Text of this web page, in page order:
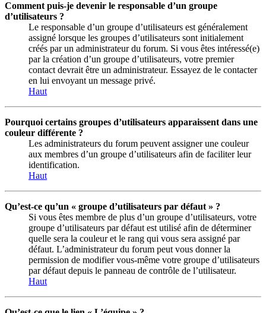
Comment puis-je devenir le responsable d’un groupe
d’utilisateurs ?
Le responsable d’un groupe d’utilisateurs est généralement
assigné lorsque les groupes d’utilisateurs sont initialement
créés par un administrateur du forum. Si vous êtes intéressé(e)
par la création d’un groupe d’utilisateurs, votre premier
contact devrait être un administrateur. Essayez de le contacter
en lui envoyant un message privé.
Haut
Pourquoi certains groupes d’utilisateurs apparaissent dans une
couleur différente ?
Les administrateurs du forum peuvent assigner une couleur
aux membres d’un groupe d’utilisateurs afin de faciliter leur
identification.
Haut
Qu’est-ce qu’un « groupe d’utilisateurs par défaut » ?
Si vous êtes membre de plus d’un groupe d’utilisateurs, votre
groupe d’utilisateurs par défaut est utilisé afin de déterminer
quelle sera la couleur et le rang qui vous sera assigné par
défaut. L’administrateur du forum peut vous donner la
permission de modifier vous-même votre groupe d’utilisateurs
par défaut depuis le panneau de contrôle de l’utilisateur.
Haut